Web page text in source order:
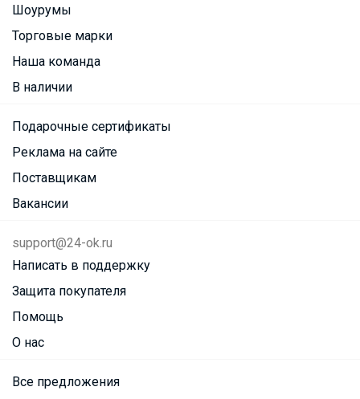
Шоурумы
Торговые марки
Наша команда
В наличии
Подарочные сертификаты
Реклама на сайте
Поставщикам
Вакансии
support@24-ok.ru
Написать в поддержку
Защита покупателя
Помощь
О нас
Все предложения